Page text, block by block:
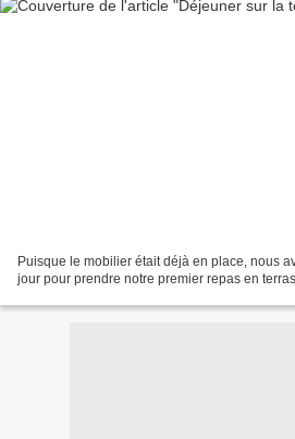
Puisque le mobilier était déjà en place, nous
jour pour prendre notre premier repas en